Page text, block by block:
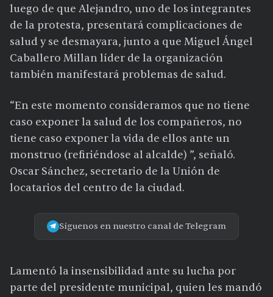
luego de que Alejandro, uno de los integrantes
de la protesta, presentará complicaciones de
salud y se desmayara, junto a que Miguel Ángel
Caballero Millan líder de la organización
también manifestará problemas de salud.
“En este momento consideramos que no tiene
caso exponer la salud de los compañeros, no
tiene caso exponer la vida de ellos ante un
monstruo (refiriéndose al alcalde) ”, señaló.
Oscar Sánchez, secretario de la Unión de
locatarios del centro de la ciudad.
Síguenos en nuestro canal de Telegram
Lamentó la insensibilidad ante su lucha por
parte del presidente municipal, quien les mandó